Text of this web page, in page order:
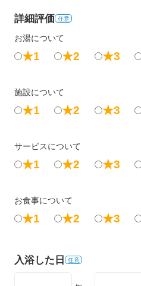
詳細評価 任意
お湯について
★1 ★2 ★3
施設について
★1 ★2 ★3
サービスについて
★1 ★2 ★3
お食事について
★1 ★2 ★3
入浴した日 任意